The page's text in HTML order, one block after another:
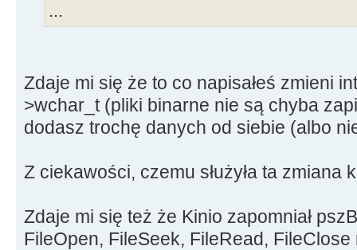
FileClose(iFileHandle);
{
if(pszBuffer[iBytesWrite] ==
pszBuffer[iBytesWrite] = ' ';
}
Memo1->Lines-
delete [] pszBuffer;
...
Zdaje mi się że to co napisałeś zmieni
>wchar_t (pliki binarne nie są chyba
dodasz trochę danych od siebie (albo
Z ciekawości, czemu służyła ta zmiana
Zdaje mi się też że Kinio zapomniał
FileOpen, FileSeek, FileRead,